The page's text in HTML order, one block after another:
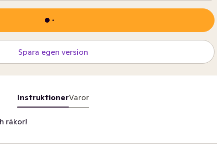
Spara egen version
InstruktionerVaror
räkor!